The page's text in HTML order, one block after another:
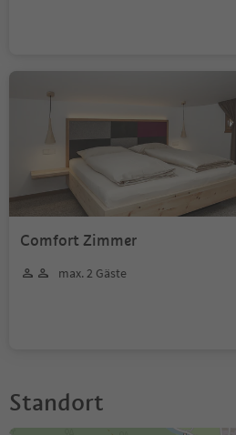
Comfort Zimmer
max. 2 Gäste
Standort